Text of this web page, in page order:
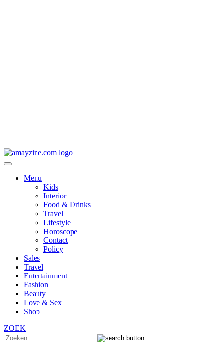
Menu
Kids
Interior
Food & Drinks
Travel
Lifestyle
Horoscope
Contact
Policy
Sales
Travel
Entertainment
Fashion
Beauty
Love & Sex
Shop
ZOEK